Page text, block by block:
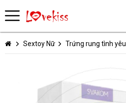
Sextoy Nữ Trứng rung tình yêu